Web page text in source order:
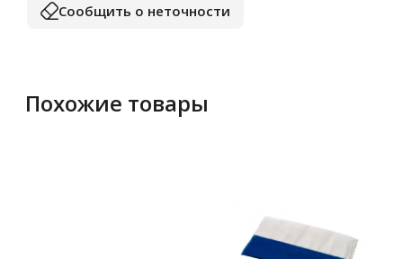
Сообщить о неточности
Похожие товары